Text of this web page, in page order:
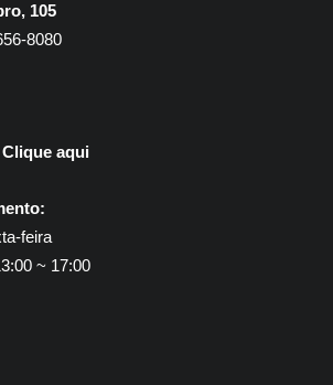
105
8080
Clique aqui
feira
~ 17:00